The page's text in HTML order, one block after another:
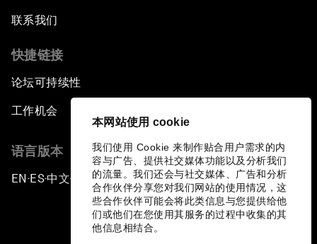
本网站使用 cookie
我们使用 Cookie 来制作贴合用户需求的内
容与广告、提供社交媒体功能以及分析我们
的流量。我们还会与社交媒体、广告和分析
合作伙伴分享您对我们网站的使用情况，这
些合作伙伴可能会将此类信息与您提供给他
们或他们在您使用其服务的过程中收集的其
他信息相结合。
联系我们
快捷链接
论坛可持续性
工作机会
语言版本
EN ▪ ES▪中文▪ 日本語